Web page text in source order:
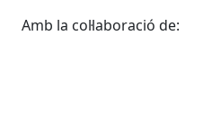
Amb la col·laboració de: